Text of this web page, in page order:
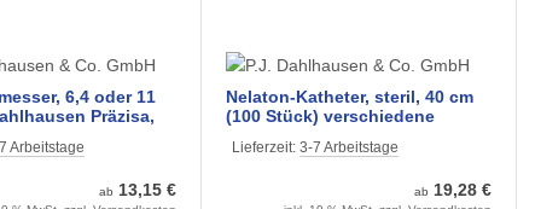
6,4 oder 11
Präzisa,
Arbeitstage
ab 13,15 €
Nelaton-Katheter, steril, 40 cm
(100 Stück) verschiedene
Lieferzeit:3-7 Arbeitstage
ab 19,28 €